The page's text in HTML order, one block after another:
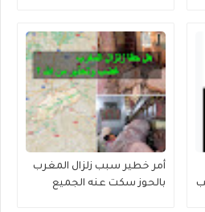
أمر خطير سبب زلزال المغرب
بالحوز سكت عنه الجميع